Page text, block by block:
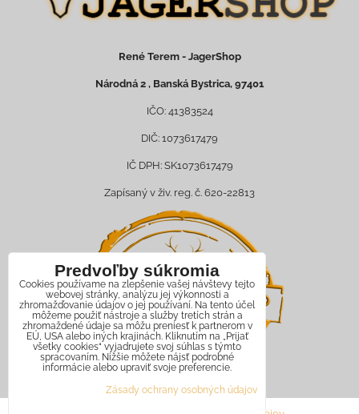
René Terem - JagerShop
Národná 2 , Banská Bystrica, 97401
IČO: 41383524
DIČ: 1073617479
IČ DPH: SK1073617479
Zapísaný v živ. reg. č. 620-22813
Predvoľby súkromia
Cookies používame na zlepšenie vašej návštevy tejto
webovej stránky, analýzu jej výkonnosti a
zhromažďovanie údajov o jej používaní. Na tento účel
môžeme použiť nástroje a služby tretích strán a
zhromaždené údaje sa môžu preniesť k partnerom v
EÚ, USA alebo iných krajinách. Kliknutím na „Prijať
všetky cookies“ vyjadrujete svoj súhlas s týmto
spracovaním. Nižšie môžete nájsť podrobné
informácie alebo upraviť svoje preferencie.
Zásady ochrany osobných údajov